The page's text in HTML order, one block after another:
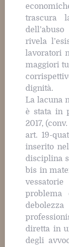
trascura
rivela
lavoratori
maggiori
dignità.
La lacuna
è stata in
2017,
art. 19-
inserito
disciplina
bis in
problema
diretta in
degli